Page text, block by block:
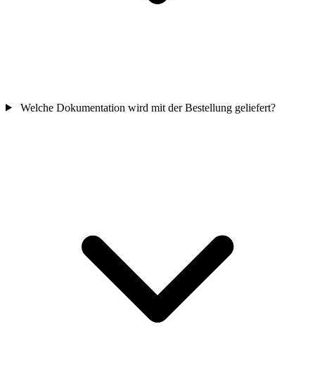
Welche Dokumentation wird mit der Bestellung geliefert?